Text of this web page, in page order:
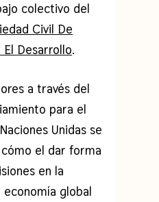
colectivo del
Civil De
El Desarrollo.
a través del
para el
Unidas se
el dar forma
en la
global